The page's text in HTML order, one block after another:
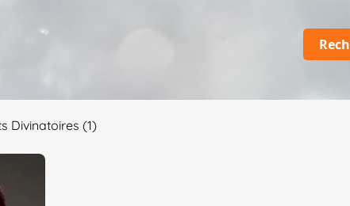
Divinatoires (1)